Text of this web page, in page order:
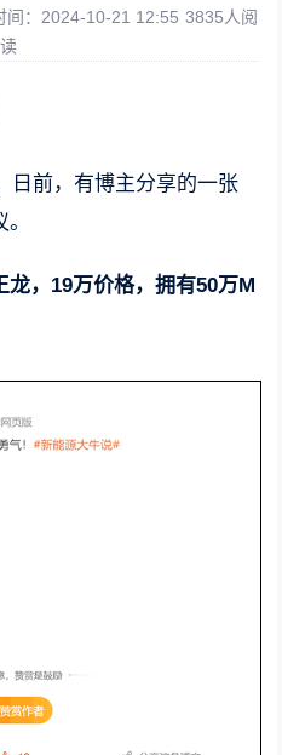
间：2024-10-21 12:55 3835人阅
读
日前，有博主分享的一张
龙，19万价格，拥有50万M